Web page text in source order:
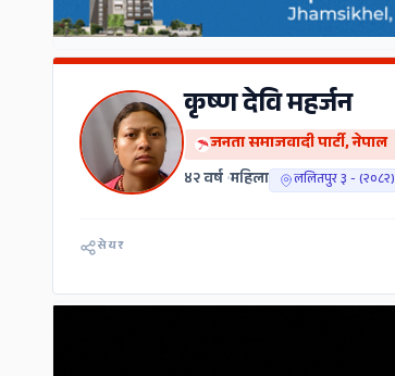
कृष्ण देवि महर्जन
जनता समाजवादी पार्टी, नेपाल
४२ वर्ष•महिला ललितपुर ३ - (२०८२)
सेयर